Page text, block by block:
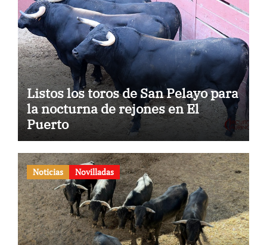
Listos los toros de San Pelayo para
la nocturna de rejones en El
Puerto
Noticias Novilladas